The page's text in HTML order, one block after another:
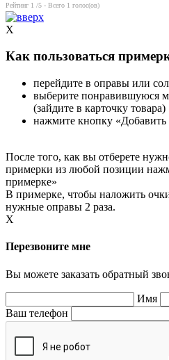
Рейтинг 1 /5 - Всего 1 голос(ов)
X
Как пользоваться
перейдите в оправы или
выберите понравившуюся
(зайдите в карточку товара)
нажмите кнопку «Добавить
После того, как вы отберете
примерки из любой позиции
примерке»
В примерке, чтобы наложить
нужные оправы 2 раза.
X
Перезвоните мне
Вы можете заказать обратный
Имя
Ваш телефон